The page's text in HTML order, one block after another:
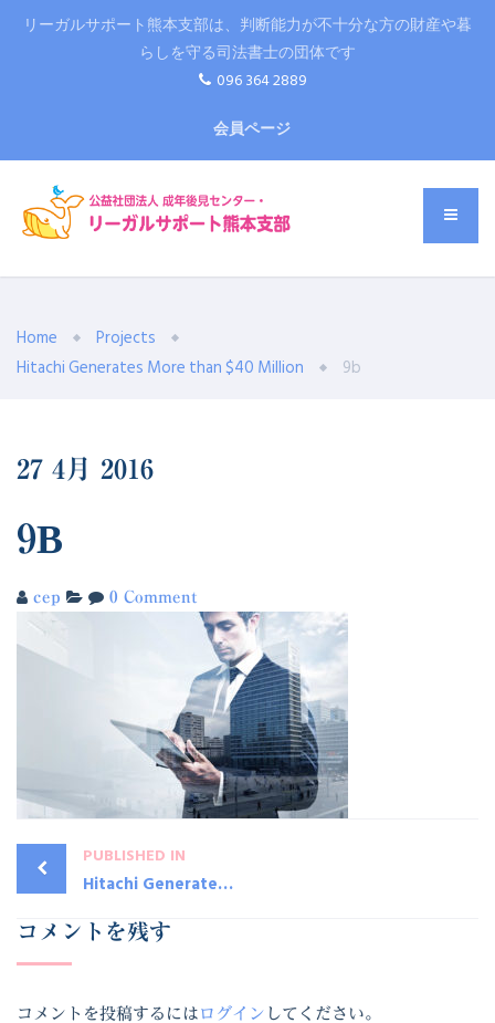
リーガルサポート熊本支部は、判断能力が不十分な方の財産や暮
らしを守る司法書士の団体です
096 364 2889
会員ページ
Home
Projects
Hitachi Generates More than $40 Million
9b
27 4月 2016
9B
cep 0 Comment
PUBLISHED IN
Hitachi Generates More than $40 Million
コメントを残す
コメントを投稿するには ログイン してください。